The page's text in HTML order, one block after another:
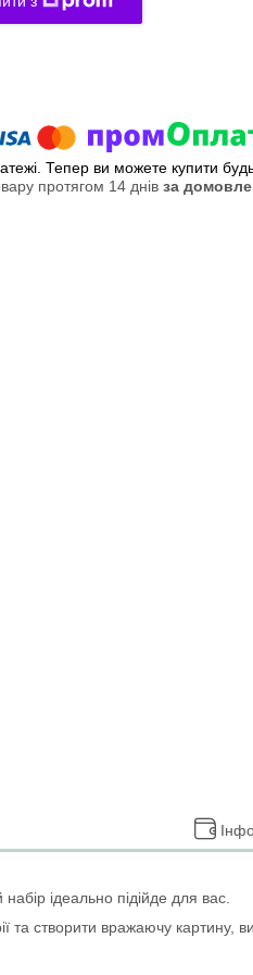
Тепер ви можете купити
протягом 14 днів за
ідеально підійде для вас.
та створити вражаючу картину,